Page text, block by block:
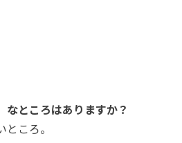
ところはありますか？
ころ。